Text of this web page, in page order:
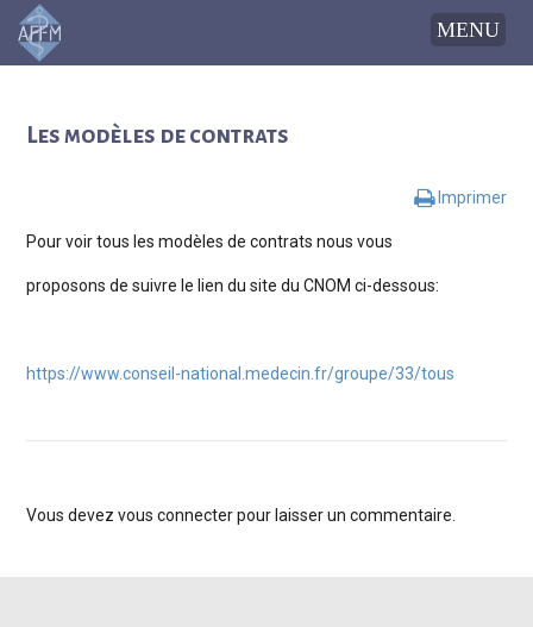
Les modèles de contrats
Imprimer
Pour voir tous les modèles de contrats nous vous
proposons de suivre le lien du site du CNOM ci-dessous:
https://www.conseil-national.medecin.fr/groupe/33/tous
Vous devez vous connecterpour laisser un commentaire.